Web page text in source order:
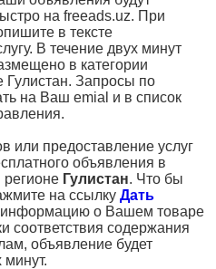
на freeads.uz. При
в тексте
В течение двух минут
в категории
Гулистан. Запросы по
на Ваш emial и в список
или предоставление услуг
объявления в
регионе Гулистан. Что бы
на ссылку Дать
информацию о Вашем товаре
соответствия содержания
объявление будет